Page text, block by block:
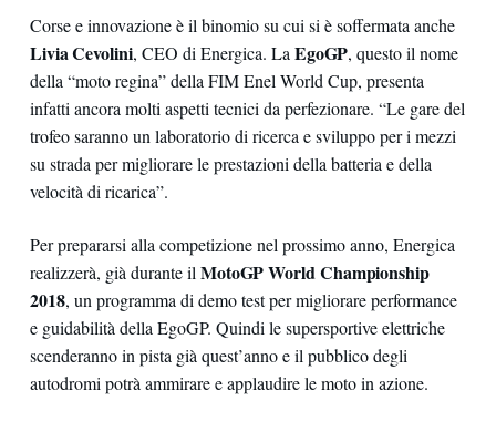
Corse e innovazione è il binomio su cui si è soffermata anche
Livia Cevolini, CEO di Energica. La EgoGP, questo il nome
della “moto regina” della FIM Enel World Cup, presenta
infatti ancora molti aspetti tecnici da perfezionare. “Le gare del
trofeo saranno un laboratorio di ricerca e sviluppo per i mezzi
su strada per migliorare le prestazioni della batteria e della
velocità di ricarica”.
Per prepararsi alla competizione nel prossimo anno, Energica
realizzerà, già durante il MotoGP World Championship
2018, un programma di demo test per migliorare performance
e guidabilità della EgoGP. Quindi le supersportive elettriche
scenderanno in pista già quest’anno e il pubblico degli
autodromi potrà ammirare e applaudire le moto in azione.